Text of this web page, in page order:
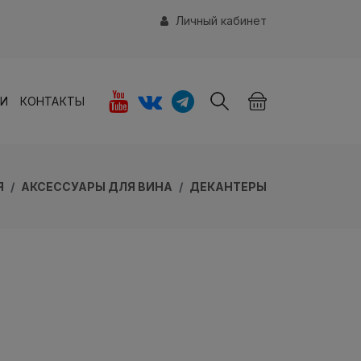
Личный кабинет
КОНТАКТЫ
АКСЕССУАРЫ ДЛЯ ВИНА ДЕКАНТЕРЫ